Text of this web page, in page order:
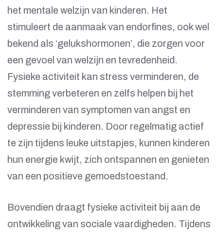
het mentale welzijn van kinderen. Het
stimuleert de aanmaak van endorfines, ook wel
bekend als ‘gelukshormonen’, die zorgen voor
een gevoel van welzijn en tevredenheid.
Fysieke activiteit kan stress verminderen, de
stemming verbeteren en zelfs helpen bij het
verminderen van symptomen van angst en
depressie bij kinderen. Door regelmatig actief
te zijn tijdens leuke uitstapjes, kunnen kinderen
hun energie kwijt, zich ontspannen en genieten
van een positieve gemoedstoestand.
Bovendien draagt fysieke activiteit bij aan de
ontwikkeling van sociale vaardigheden. Tijdens